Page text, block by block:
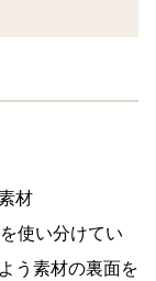
材
使い分けてい
う素材の裏面を